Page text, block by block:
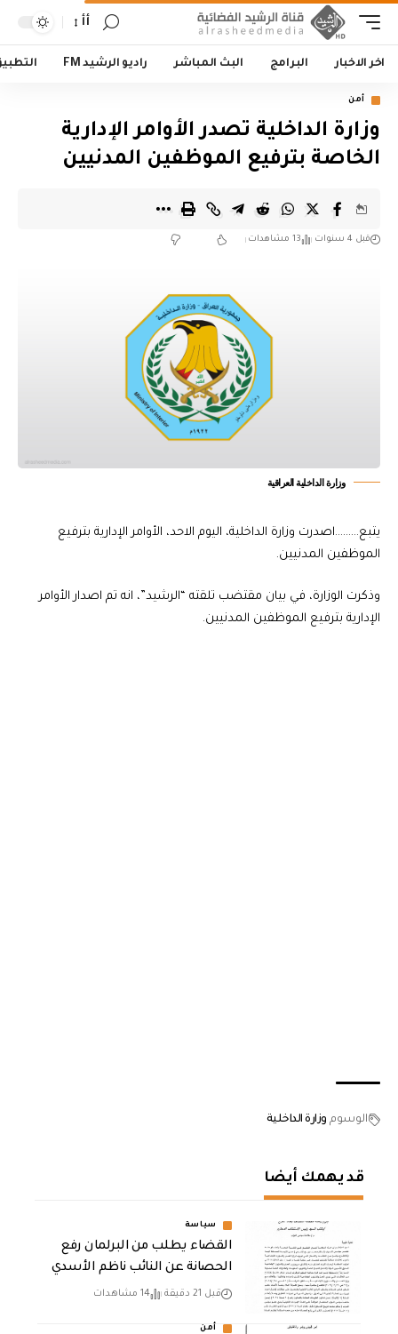
أأ
اخر الاخبار البرامج البث المباشر راديو الرشيد FM
أمن
وزارة الداخلية تصدر الأوامر الإدارية
الخاصة بترفيع الموظفين المدنيين
قبل 4 سنوات 13 مشاهدات
وزارة الداخلية العراقية
يتبع………اصدرت وزارة الداخلية، اليوم الاحد، الأوامر الإدارية بترفيع
الموظفين المدنيين.
وذكرت الوزارة، في بيان مقتضب تلقته “الرشيد”، انه تم اصدار الأوامر
الإدارية بترفيع الموظفين المدنيين.
الوسوم وزارة الداخلية
قد يهمك أيضا
سياسة
القضاء يطلب من البرلمان رفع
الحصانة عن النائب ناظم الأسدي
قبل 21 دقيقة 14 مشاهدات
أمن